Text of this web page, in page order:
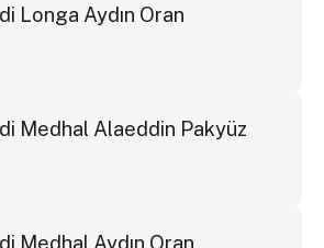
Longa Aydın Oran
Medhal Alaeddin Pakyüz
Medhal Aydın Oran